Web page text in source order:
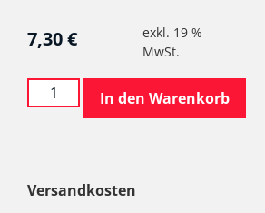
7,30€
exkl. 19 %
MwSt.
In den Warenkorb
Versandkosten